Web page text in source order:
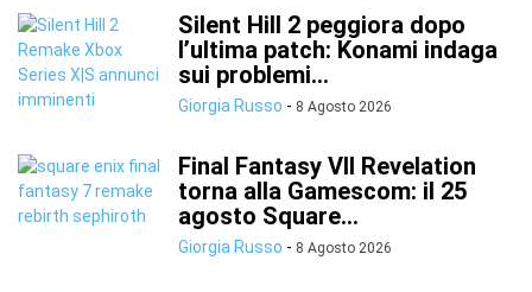
Silent Hill 2 peggiora dopo
l’ultima patch: Konami indaga
sui problemi...
Giorgia Russo - 8 Agosto 2026
Final Fantasy VII Revelation
torna alla Gamescom: il 25
agosto Square...
Giorgia Russo - 8 Agosto 2026